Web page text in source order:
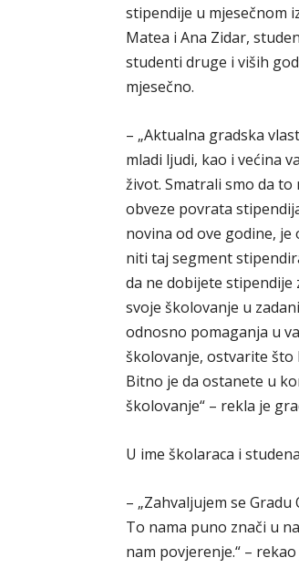
stipendije u mjesečnom
Matea i Ana Zidar,
studenti druge i viših
mjesečno.
– „Aktualna gradska
mladi ljudi, kao i većina
život. Smatrali smo da to
obveze povrata
novina od ove godine,
niti taj segment
da ne dobijete stipendije
svoje školovanje u
odnosno pomaganja u
školovanje, ostvarite što
Bitno je da ostanete u
školovanje“ – rekla je
U ime školaraca i
– „Zahvaljujem se
To nama puno znači u
nam povjerenje.“ –